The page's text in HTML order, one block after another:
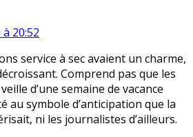
20:52
service à sec avaient un charme,
Comprend pas que les
d’une semaine de vacance
au symbole d’anticipation que la
ni les journalistes d’ailleurs.